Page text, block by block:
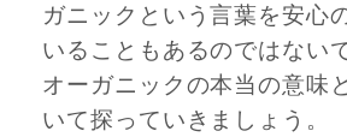
ガニックという言葉を安心
いることもあるのではない
オーガニックの本当の意味
いて探っていきましょう。